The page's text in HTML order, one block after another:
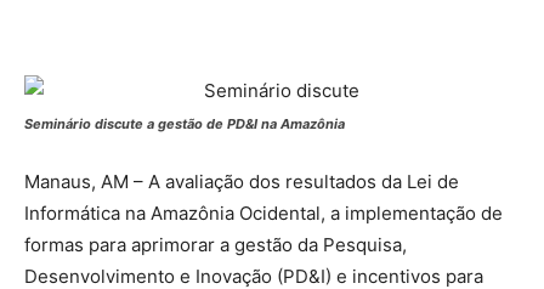
Seminário discute a gestão de PD&I na Amazônia
Manaus, AM – A avaliação dos resultados da Lei de
Informática na Amazônia Ocidental, a implementação de
formas para aprimorar a gestão da Pesquisa,
Desenvolvimento e Inovação (PD&I) e incentivos para